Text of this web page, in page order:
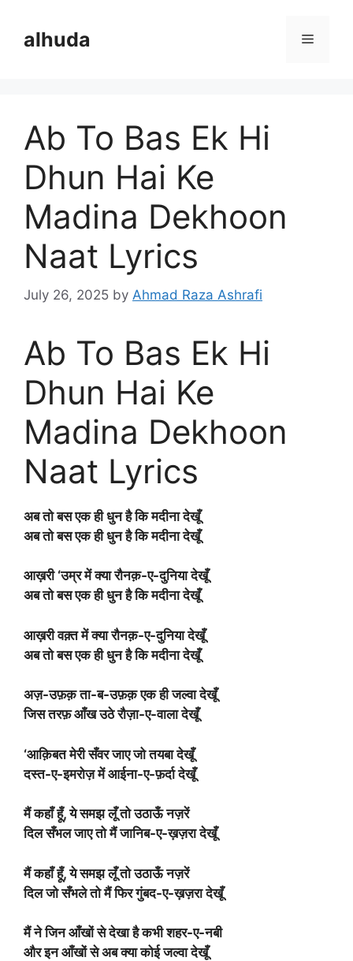
contentalhuda Menu
Ab To Bas Ek Hi
Dhun Hai Ke
Madina Dekhoon
Naat Lyrics
July 26, 2025 by Ahmad Raza Ashrafi
Ab To Bas Ek Hi
Dhun Hai Ke
Madina Dekhoon
Naat Lyrics
अब तो बस एक ही धुन है कि मदीना देखूँ
अब तो बस एक ही धुन है कि मदीना देखूँ
आख़री ‘उम्र में क्या रौनक़-ए-दुनिया देखूँ
अब तो बस एक ही धुन है कि मदीना देखूँ
आख़री वक़्त में क्या रौनक़-ए-दुनिया देखूँ
अब तो बस एक ही धुन है कि मदीना देखूँ
अज़-उफ़क़ ता-ब-उफ़क़ एक ही जल्वा देखूँ
जिस तरफ़ आँख उठे रौज़ा-ए-वाला देखूँ
‘आक़िबत मेरी सँवर जाए जो तयबा देखूँ
दस्त-ए-इमरोज़ में आईना-ए-फ़र्दा देखूँ
मैं कहाँ हूँ, ये समझ लूँ तो उठाऊँ नज़रें
दिल सँभल जाए तो मैं जानिब-ए-ख़ज़रा देखूँ
मैं कहाँ हूँ, ये समझ लूँ तो उठाऊँ नज़रें
दिल जो सँभले तो मैं फिर गुंबद-ए-ख़ज़रा देखूँ
मैं ने जिन आँखों से देखा है कभी शहर-ए-नबी
और इन आँखों से अब क्या कोई जल्वा देखूँ